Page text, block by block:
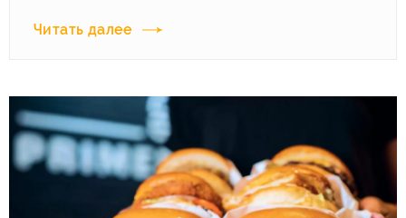
Читать далее